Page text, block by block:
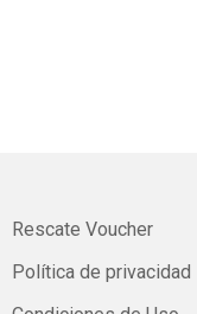
Rescate Voucher
Política de privacidad